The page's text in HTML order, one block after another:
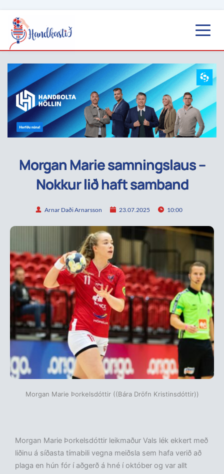
Morgan Marie samningslaus –
Nokkur lið haft samband
Arnar Daði Arnarsson 23.07.2025 10:00
Morgan Marie Þorkelsdóttir ((Bára Dröfn Kristinsdóttir))
Morgan Marie Þorkelsdóttir leikmaður Vals lék ekkert með
liðinu á síðasta tímabili vegna meiðsla sem hafa verið að
plaga en hún fór í aðgerð á hné í október og var allt